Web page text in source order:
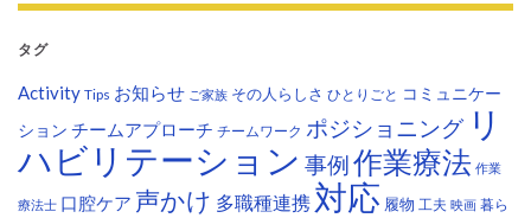
タグ
Activity Tips お知らせ ご家族 その人らしさ ひとりごと コミュニケー
ション チームアプローチ チームワーク ポジショニング リ
ハビリテーション 事例作業療法 作業
療法士 口腔ケア 声かけ 多職種連携 対応 履物 工夫 映画 暮ら